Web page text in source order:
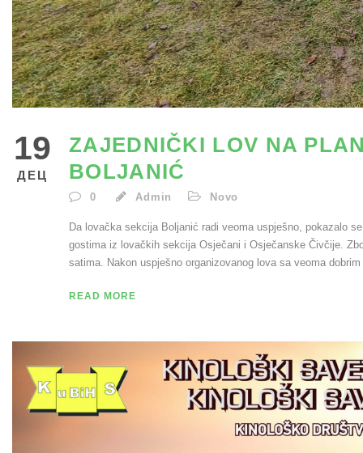
19
ДЕЦ
ZAJEDNIČKI LOV NA
BOLJANIĆ
0 Admin Novo
Da lovačka sekcija Boljanić radi veoma uspješno, pokazalo
gostima iz lovačkih sekcija Osječani i Osječanske Čivčije.
satima. Nakon uspješno organizovanog lova sa veoma
READ MORE